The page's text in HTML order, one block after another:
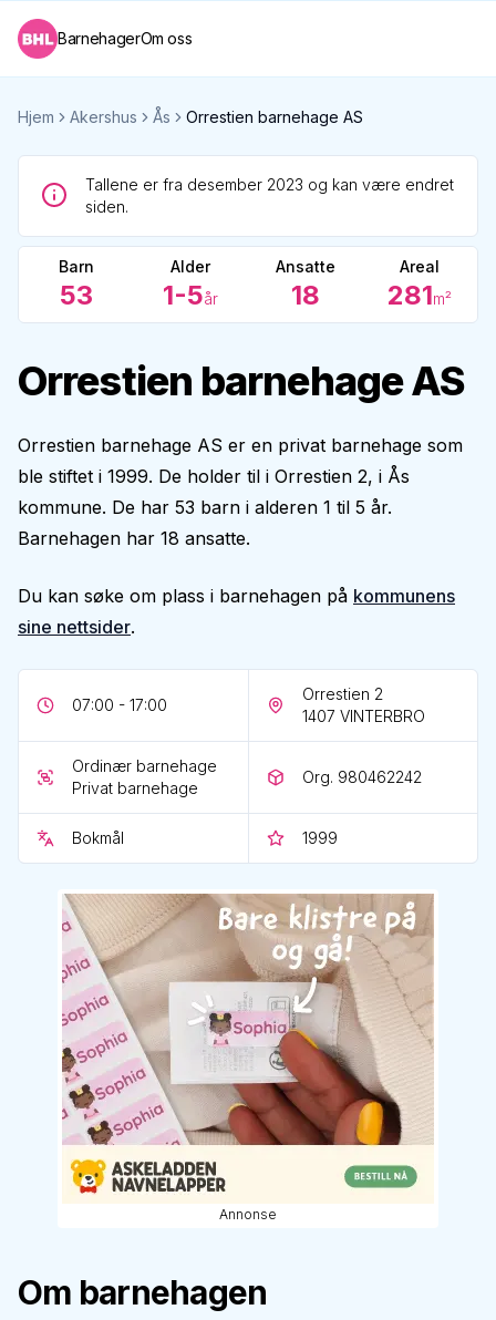
BarnehagerOm oss
Hjem Akershus Ås Orrestien barnehage AS
Tallene er fra desember 2023 og kan være endret
siden.
Barn
53
Alder
1-5år
Ansatte
18
Areal
281m²
Orrestien barnehage AS
Orrestien barnehage AS er en privat barnehage som
ble stiftet i 1999. De holder til i Orrestien 2, i Ås
kommune. De har 53 barn i alderen 1 til 5 år.
Barnehagen har 18 ansatte.
Du kan søke om plass i barnehagen på kommunens
sine nettsider.
07:00 - 17:00
Orrestien 2
1407 VINTERBRO
Ordinær barnehage
Privat barnehage
Org. 980462242
Bokmål 1999
Annonse
Om barnehagen